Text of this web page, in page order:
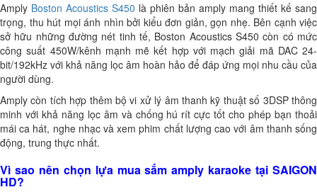
Amply Boston Acoustics S450 là phiên bản amply mang thiết kế sang
trọng, thu hút mọi ánh nhìn bởi kiểu đơn giản, gọn nhẹ. Bên cạnh việc
sở hữu những đường nét tinh tế, Boston Acoustics S450 còn có mức
công suất 450W/kênh mạnh mẽ kết hợp với mạch giải mã DAC 24-
bit/192kHz với khả năng lọc âm hoàn hảo để đáp ứng mọi nhu cầu của
người dùng.
Amply còn tích hợp thêm bộ vi xử lý âm thanh kỹ thuật số 3DSP thông
minh với khả năng lọc âm và chống hú rít cực tốt cho phép bạn thoải
mái ca hát, nghe nhạc và xem phim chất lượng cao với âm thanh sống
động, trung thực nhất.
Vì sao nên chọn lựa mua sắm amply karaoke tại SAIGON
HD?